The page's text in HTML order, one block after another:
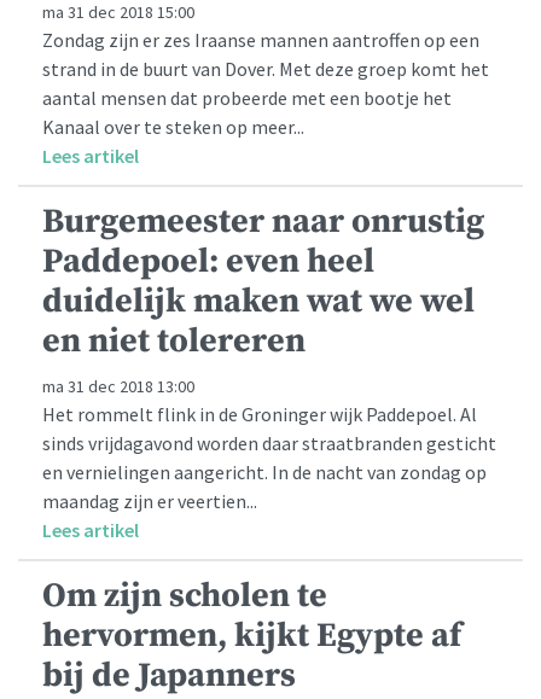
ma 31 dec 2018 15:00
Zondag zijn er zes Iraanse mannen aantroffen op een
strand in de buurt van Dover. Met deze groep komt het
aantal mensen dat probeerde met een bootje het
Kanaal over te steken op meer...
Lees artikel
Burgemeester naar onrustig
Paddepoel: even heel
duidelijk maken wat we wel
en niet tolereren
ma 31 dec 2018 13:00
Het rommelt flink in de Groninger wijk Paddepoel. Al
sinds vrijdagavond worden daar straatbranden gesticht
en vernielingen aangericht. In de nacht van zondag op
maandag zijn er veertien...
Lees artikel
Om zijn scholen te
hervormen, kijkt Egypte af
bij de Japanners